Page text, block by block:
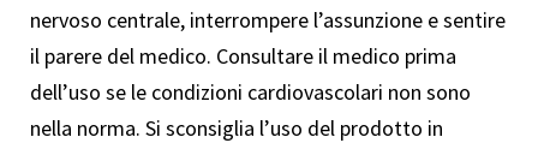
nervoso centrale, interrompere l’assunzione e sentire
il parere del medico. Consultare il medico prima
dell’uso se le condizioni cardiovascolari non sono
nella norma. Si sconsiglia l’uso del prodotto in